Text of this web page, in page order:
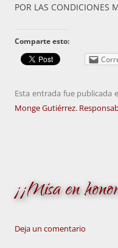
POR LAS CONDICIONES
Comparte esto:
Esta entrada fue publicada
Monge Gutiérrez.
¡¡Misa en
Deja un comentario